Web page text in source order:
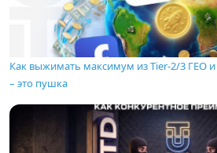
Как выжимать максимум из Tier-2/3 ГЕО
– это пушка